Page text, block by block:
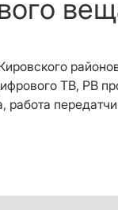
ТВ, РВ